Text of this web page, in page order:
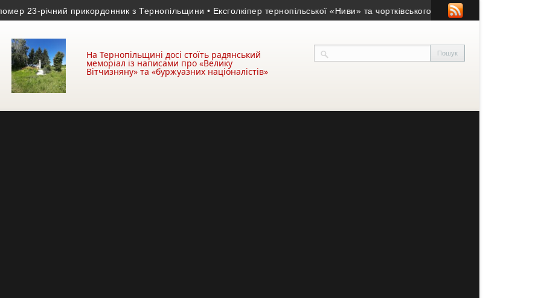
23-річний прикордонник з Тернопільщини • Ексголкіпер тернопільської «Ниви» та чортківського «Кристала» потрапив у
На Тернопільщині досі стоїть радянський
меморіал із написами про «Велику
Вітчизняну» та «буржуазних націоналістів»